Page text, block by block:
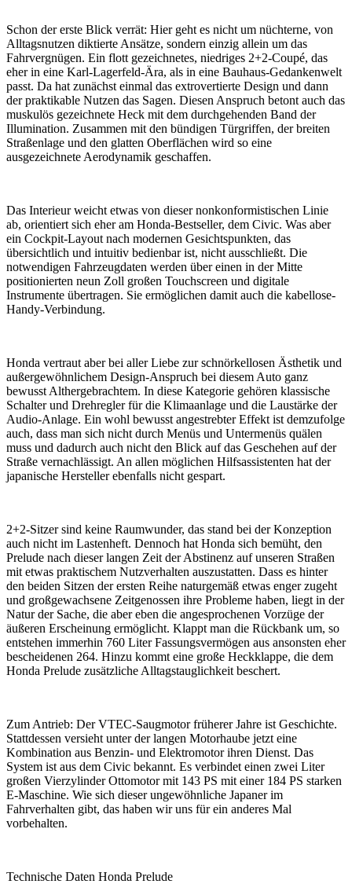
Schon der erste Blick verrät: Hier geht es nicht um nüchterne, von
Alltagsnutzen diktierte Ansätze, sondern einzig allein um das
Fahrvergnügen. Ein flott gezeichnetes, niedriges 2+2-Coupé, das
eher in eine Karl-Lagerfeld-Ära, als in eine Bauhaus-Gedankenwelt
passt. Da hat zunächst einmal das extrovertierte Design und dann
der praktikable Nutzen das Sagen. Diesen Anspruch betont auch das
muskulös gezeichnete Heck mit dem durchgehenden Band der
Illumination. Zusammen mit den bündigen Türgriffen, der breiten
Straßenlage und den glatten Oberflächen wird so eine
ausgezeichnete Aerodynamik geschaffen.
Das Interieur weicht etwas von dieser nonkonformistischen Linie
ab, orientiert sich eher am Honda-Bestseller, dem Civic. Was aber
ein Cockpit-Layout nach modernen Gesichtspunkten, das
übersichtlich und intuitiv bedienbar ist, nicht ausschließt. Die
notwendigen Fahrzeugdaten werden über einen in der Mitte
positionierten neun Zoll großen Touchscreen und digitale
Instrumente übertragen. Sie ermöglichen damit auch die kabellose-
Handy-Verbindung.
Honda vertraut aber bei aller Liebe zur schnörkellosen Ästhetik und
außergewöhnlichem Design-Anspruch bei diesem Auto ganz
bewusst Althergebrachtem. In diese Kategorie gehören klassische
Schalter und Drehregler für die Klimaanlage und die Laustärke der
Audio-Anlage. Ein wohl bewusst angestrebter Effekt ist demzufolge
auch, dass man sich nicht durch Menüs und Untermenüs quälen
muss und dadurch auch nicht den Blick auf das Geschehen auf der
Straße vernachlässigt. An allen möglichen Hilfsassistenten hat der
japanische Hersteller ebenfalls nicht gespart.
2+2-Sitzer sind keine Raumwunder, das stand bei der Konzeption
auch nicht im Lastenheft. Dennoch hat Honda sich bemüht, den
Prelude nach dieser langen Zeit der Abstinenz auf unseren Straßen
mit etwas praktischem Nutzverhalten auszustatten. Dass es hinter
den beiden Sitzen der ersten Reihe naturgemäß etwas enger zugeht
und großgewachsene Zeitgenossen ihre Probleme haben, liegt in der
Natur der Sache, die aber eben die angesprochenen Vorzüge der
äußeren Erscheinung ermöglicht. Klappt man die Rückbank um, so
entstehen immerhin 760 Liter Fassungsvermögen aus ansonsten eher
bescheidenen 264. Hinzu kommt eine große Heckklappe, die dem
Honda Prelude zusätzliche Alltagstauglichkeit beschert.
Zum Antrieb: Der VTEC-Saugmotor früherer Jahre ist Geschichte.
Stattdessen versieht unter der langen Motorhaube jetzt eine
Kombination aus Benzin- und Elektromotor ihren Dienst. Das
System ist aus dem Civic bekannt. Es verbindet einen zwei Liter
großen Vierzylinder Ottomotor mit 143 PS mit einer 184 PS starken
E-Maschine. Wie sich dieser ungewöhnliche Japaner im
Fahrverhalten gibt, das haben wir uns für ein anderes Mal
vorbehalten.
Technische Daten Honda Prelude